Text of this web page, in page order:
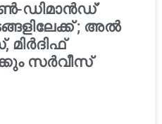
ഡിമാൻഡ്’
; അൽ
സർവീസ്